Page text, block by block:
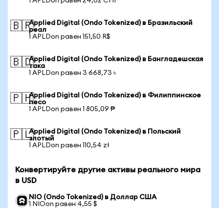
🇧🇷Applied Digital (Ondo Tokenized) в Бразильский
реал
1 APLDon равен 151,50 R$
🇧🇩Applied Digital (Ondo Tokenized) в Бангладешская
така
1 APLDon равен 3 668,73 ৳
🇵🇭Applied Digital (Ondo Tokenized) в Филиппинское
песо
1 APLDon равен 1 805,09 ₱
🇵🇱Applied Digital (Ondo Tokenized) в Польский
злотый
1 APLDon равен 110,54 zł
Конвертируйте другие активы реального мира
в USD
NIO (Ondo Tokenized) в Доллар США
1 NIOon равен 4,55 $